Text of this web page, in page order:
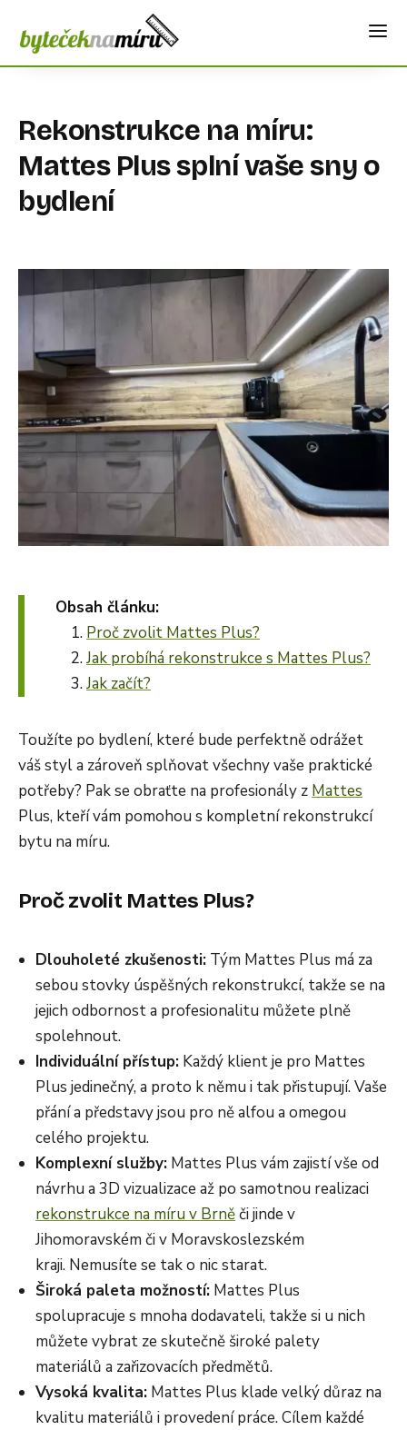
Rekonstrukce na míru:
Mattes Plus splní vaše sny o
bydlení
Obsah článku:
Proč zvolit Mattes Plus?
Jak probíhá rekonstrukce s Mattes Plus?
Jak začít?
Toužíte po bydlení, které bude perfektně odrážet
váš styl a zároveň splňovat všechny vaše praktické
potřeby? Pak se obraťte na profesionály z Mattes
Plus, kteří vám pomohou s kompletní rekonstrukcí
bytu na míru.
Proč zvolit Mattes Plus?
Dlouholeté zkušenosti: Tým Mattes Plus má za
sebou stovky úspěšných rekonstrukcí, takže se na
jejich odbornost a profesionalitu můžete plně
spolehnout.
Individuální přístup: Každý klient je pro Mattes
Plus jedinečný, a proto k němu i tak přistupují. Vaše
přání a představy jsou pro ně alfou a omegou
celého projektu.
Komplexní služby: Mattes Plus vám zajistí vše od
návrhu a 3D vizualizace až po samotnou realizaci
rekonstrukce na míru v Brněči jinde v
Jihomoravském či v Moravskoslezském
kraji. Nemusíte se tak o nic starat.
Široká paleta možností: Mattes Plus
spolupracuje s mnoha dodavateli, takže si u nich
můžete vybrat ze skutečně široké palety
materiálů a zařizovacích předmětů.
Vysoká kvalita: Mattes Plus klade velký důraz na
kvalitu materiálů i provedení práce. Cílem každé